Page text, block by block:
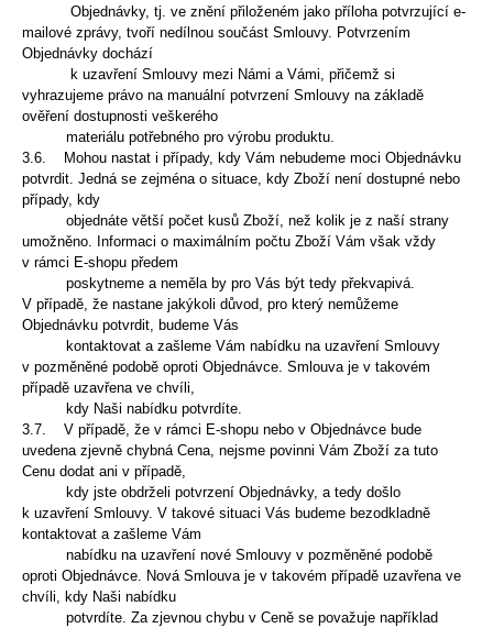
Objednávky, tj. ve znění přiloženém jako příloha potvrzující e-
mailové zprávy, tvoří nedílnou součást Smlouvy. Potvrzením
Objednávky dochází
k uzavření Smlouvy mezi Námi a Vámi, přičemž si
vyhrazujeme právo na manuální potvrzení Smlouvy na základě
ověření dostupnosti veškerého
materiálu potřebného pro výrobu produktu.
3.6. Mohou nastat i případy, kdy Vám nebudeme moci Objednávku
potvrdit. Jedná se zejména o situace, kdy Zboží není dostupné nebo
případy, kdy
objednáte větší počet kusů Zboží, než kolik je z naší strany
umožněno. Informaci o maximálním počtu Zboží Vám však vždy
v rámci E-shopu předem
poskytneme a neměla by pro Vás být tedy překvapivá.
V případě, že nastane jakýkoli důvod, pro který nemůžeme
Objednávku potvrdit, budeme Vás
kontaktovat a zašleme Vám nabídku na uzavření Smlouvy
v pozměněné podobě oproti Objednávce. Smlouva je v takovém
případě uzavřena ve chvíli,
kdy Naši nabídku potvrdíte.
3.7. V případě, že v rámci E-shopu nebo v Objednávce bude
uvedena zjevně chybná Cena, nejsme povinni Vám Zboží za tuto
Cenu dodat ani v případě,
kdy jste obdrželi potvrzení Objednávky, a tedy došlo
k uzavření Smlouvy. V takové situaci Vás budeme bezodkladně
kontaktovat a zašleme Vám
nabídku na uzavření nové Smlouvy v pozměněné podobě
oproti Objednávce. Nová Smlouva je v takovém případě uzavřena ve
chvíli, kdy Naši nabídku
potvrdíte. Za zjevnou chybu v Ceně se považuje například